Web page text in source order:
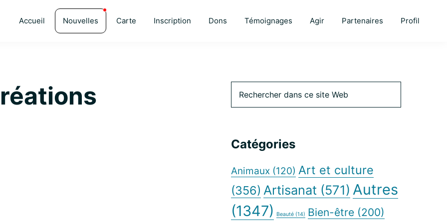
Accueil Nouvelles Carte Inscription Dons Témoignages Agir Partenaires Profil
Barre
principale
dans
ce
Catégories
Animaux (120) Art et culture
(356) Artisanat (571) Autres
(1347)
Beauté (14) Bien-être (200)